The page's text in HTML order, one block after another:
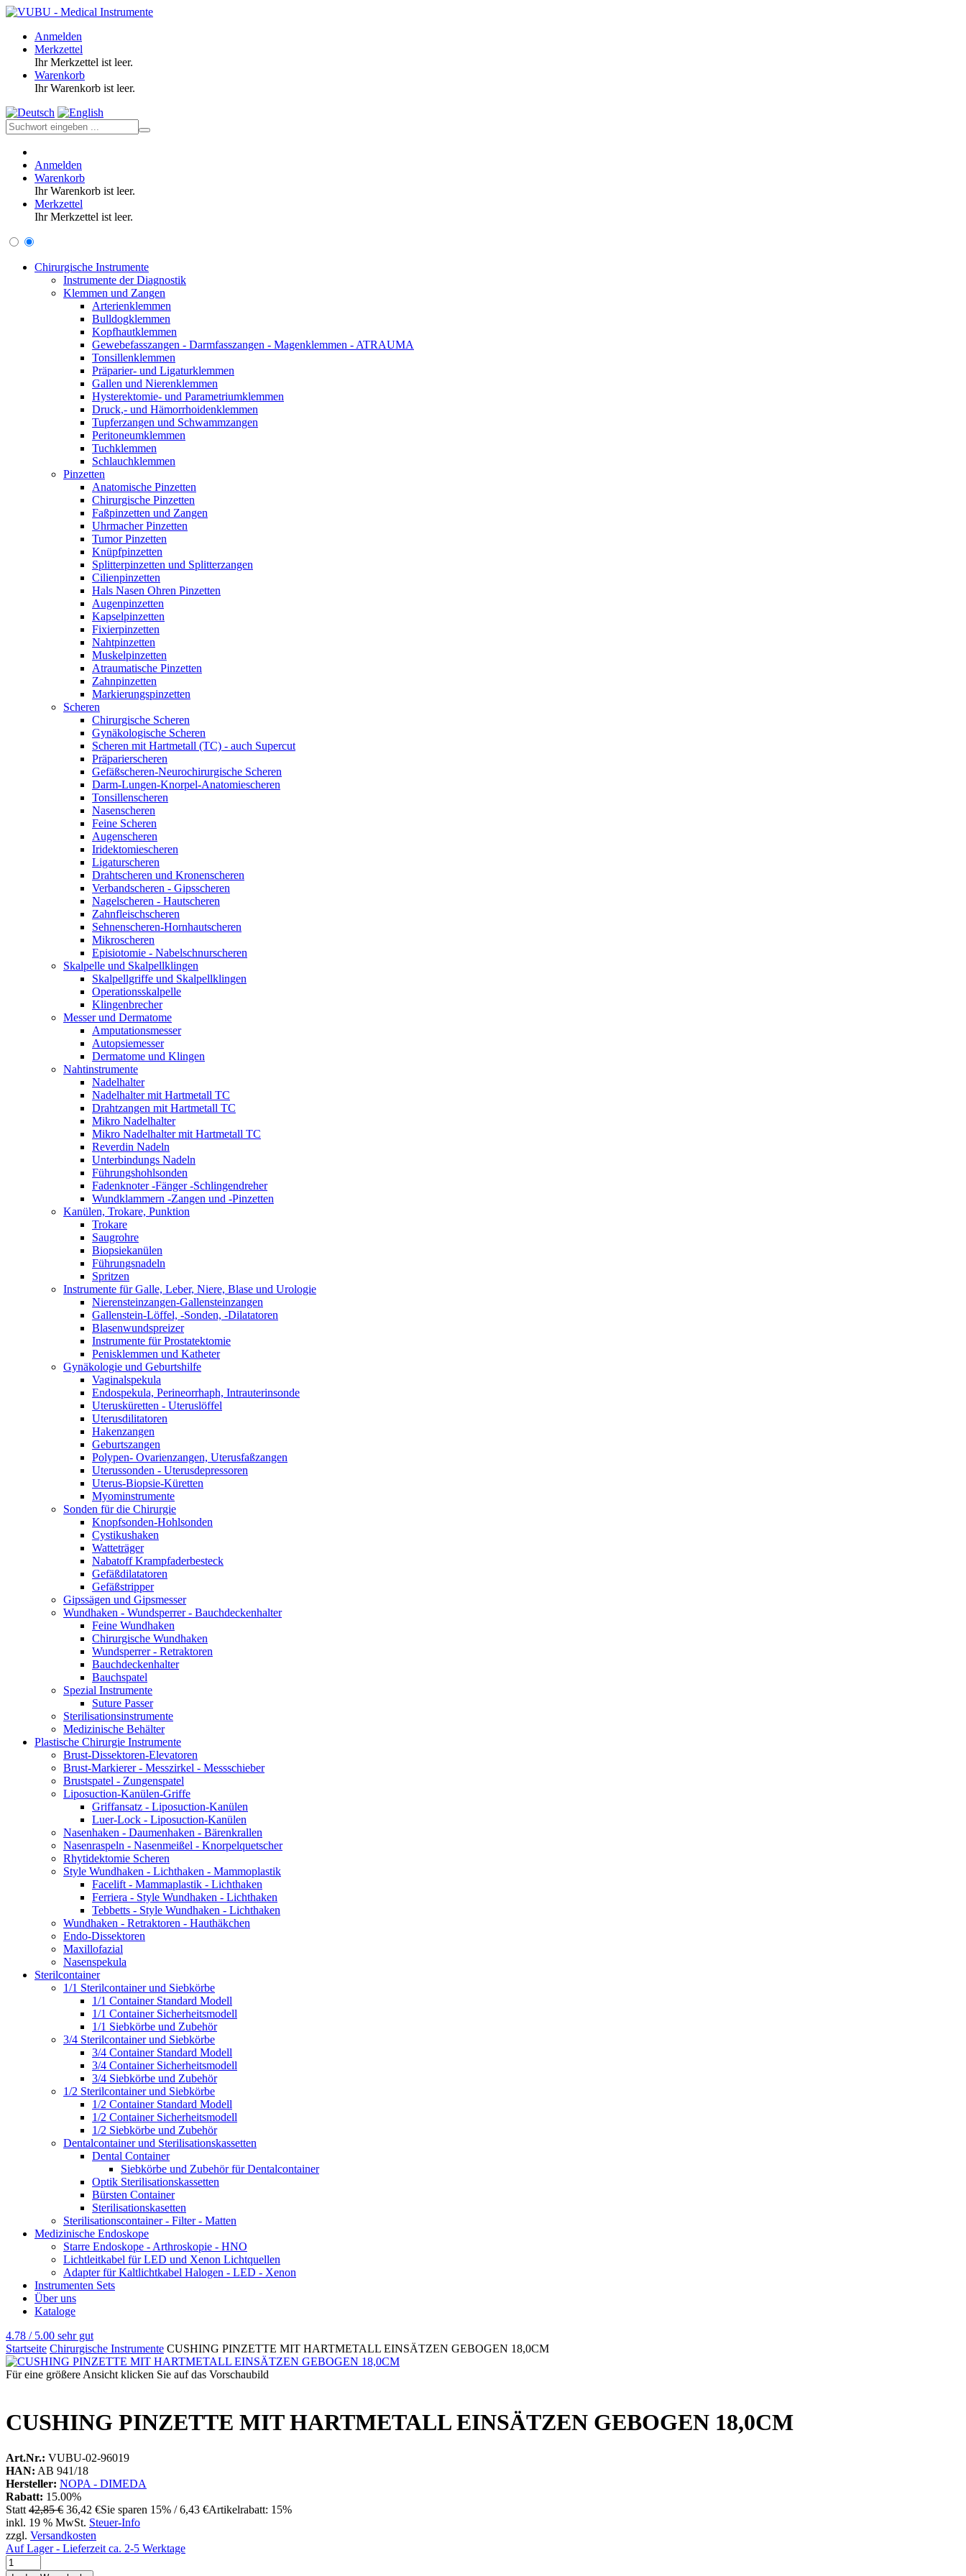
Anmelden
Merkzettel
Ihr Merkzettel ist leer.
Warenkorb
Ihr Warenkorb ist leer.
Anmelden
Warenkorb
Ihr Warenkorb ist leer.
Merkzettel
Ihr Merkzettel ist leer.
Chirurgische Instrumente
Instrumente der Diagnostik
Klemmen und Zangen
Arterienklemmen
Bulldogklemmen
Kopfhautklemmen
Gewebefasszangen - Darmfasszangen - Magenklemmen - ATRAUMA
Tonsillenklemmen
Präparier- und Ligaturklemmen
Gallen und Nierenklemmen
Hysterektomie- und Parametriumklemmen
Druck,- und Hämorrhoidenklemmen
Tupferzangen und Schwammzangen
Peritoneumklemmen
Tuchklemmen
Schlauchklemmen
Pinzetten
Anatomische Pinzetten
Chirurgische Pinzetten
Faßpinzetten und Zangen
Uhrmacher Pinzetten
Tumor Pinzetten
Knüpfpinzetten
Splitterpinzetten und Splitterzangen
Cilienpinzetten
Hals Nasen Ohren Pinzetten
Augenpinzetten
Kapselpinzetten
Fixierpinzetten
Nahtpinzetten
Muskelpinzetten
Atraumatische Pinzetten
Zahnpinzetten
Markierungspinzetten
Scheren
Chirurgische Scheren
Gynäkologische Scheren
Scheren mit Hartmetall (TC) - auch Supercut
Präparierscheren
Gefäßscheren-Neurochirurgische Scheren
Darm-Lungen-Knorpel-Anatomiescheren
Tonsillenscheren
Nasenscheren
Feine Scheren
Augenscheren
Iridektomiescheren
Ligaturscheren
Drahtscheren und Kronenscheren
Verbandscheren - Gipsscheren
Nagelscheren - Hautscheren
Zahnfleischscheren
Sehnenscheren-Hornhautscheren
Mikroscheren
Episiotomie - Nabelschnurscheren
Skalpelle und Skalpellklingen
Skalpellgriffe und Skalpellklingen
Operationsskalpelle
Klingenbrecher
Messer und Dermatome
Amputationsmesser
Autopsiemesser
Dermatome und Klingen
Nahtinstrumente
Nadelhalter
Nadelhalter mit Hartmetall TC
Drahtzangen mit Hartmetall TC
Mikro Nadelhalter
Mikro Nadelhalter mit Hartmetall TC
Reverdin Nadeln
Unterbindungs Nadeln
Führungshohlsonden
Fadenknoter -Fänger -Schlingendreher
Wundklammern -Zangen und -Pinzetten
Kanülen, Trokare, Punktion
Trokare
Saugrohre
Biopsiekanülen
Führungsnadeln
Spritzen
Instrumente für Galle, Leber, Niere, Blase und Urologie
Nierensteinzangen-Gallensteinzangen
Gallenstein-Löffel, -Sonden, -Dilatatoren
Blasenwundspreizer
Instrumente für Prostatektomie
Penisklemmen und Katheter
Gynäkologie und Geburtshilfe
Vaginalspekula
Endospekula, Perineorrhaph, Intrauterinsonde
Uterusküretten - Uteruslöffel
Uterusdilitatoren
Hakenzangen
Geburtszangen
Polypen- Ovarienzangen, Uterusfaßzangen
Uterussonden - Uterusdepressoren
Uterus-Biopsie-Küretten
Myominstrumente
Sonden für die Chirurgie
Knopfsonden-Hohlsonden
Cystikushaken
Watteträger
Nabatoff Krampfaderbesteck
Gefäßdilatatoren
Gefäßstripper
Gipssägen und Gipsmesser
Wundhaken - Wundsperrer - Bauchdeckenhalter
Feine Wundhaken
Chirurgische Wundhaken
Wundsperrer - Retraktoren
Bauchdeckenhalter
Bauchspatel
Spezial Instrumente
Suture Passer
Sterilisationsinstrumente
Medizinische Behälter
Plastische Chirurgie Instrumente
Brust-Dissektoren-Elevatoren
Brust-Markierer - Messzirkel - Messschieber
Brustspatel - Zungenspatel
Liposuction-Kanülen-Griffe
Griffansatz - Liposuction-Kanülen
Luer-Lock - Liposuction-Kanülen
Nasenhaken - Daumenhaken - Bärenkrallen
Nasenraspeln - Nasenmeißel - Knorpelquetscher
Rhytidektomie Scheren
Style Wundhaken - Lichthaken - Mammoplastik
Facelift - Mammaplastik - Lichthaken
Ferriera - Style Wundhaken - Lichthaken
Tebbetts - Style Wundhaken - Lichthaken
Wundhaken - Retraktoren - Hauthäkchen
Endo-Dissektoren
Maxillofazial
Nasenspekula
Sterilcontainer
1/1 Sterilcontainer und Siebkörbe
1/1 Container Standard Modell
1/1 Container Sicherheitsmodell
1/1 Siebkörbe und Zubehör
3/4 Sterilcontainer und Siebkörbe
3/4 Container Standard Modell
3/4 Container Sicherheitsmodell
3/4 Siebkörbe und Zubehör
1/2 Sterilcontainer und Siebkörbe
1/2 Container Standard Modell
1/2 Container Sicherheitsmodell
1/2 Siebkörbe und Zubehör
Dentalcontainer und Sterilisationskassetten
Dental Container
Siebkörbe und Zubehör für Dentalcontainer
Optik Sterilisationskassetten
Bürsten Container
Sterilisationskasetten
Sterilisationscontainer - Filter - Matten
Medizinische Endoskope
Starre Endoskope - Arthroskopie - HNO
Lichtleitkabel für LED und Xenon Lichtquellen
Adapter für Kaltlichtkabel Halogen - LED - Xenon
Instrumenten Sets
Über uns
Kataloge
4.78 / 5.00 sehr gut
Startseite Chirurgische Instrumente CUSHING PINZETTE MIT HARTMETALL EINSÄTZEN GEBOGEN 18,0CM
Für eine größere Ansicht klicken Sie auf das Vorschaubild
CUSHING PINZETTE MIT HARTMETALL EINSÄTZEN GEBOGEN 18,0CM
Art.Nr.: VUBU-02-96019
HAN: AB 941/18
Hersteller: NOPA - DIMEDA
Rabatt: 15.00%
Statt 42,85 € 36,42 €Sie sparen 15% / 6,43 €Artikelrabatt: 15%
inkl. 19 % MwSt. Steuer-Info
zzgl. Versandkosten
Auf Lager - Lieferzeit ca. 2-5 Werktage